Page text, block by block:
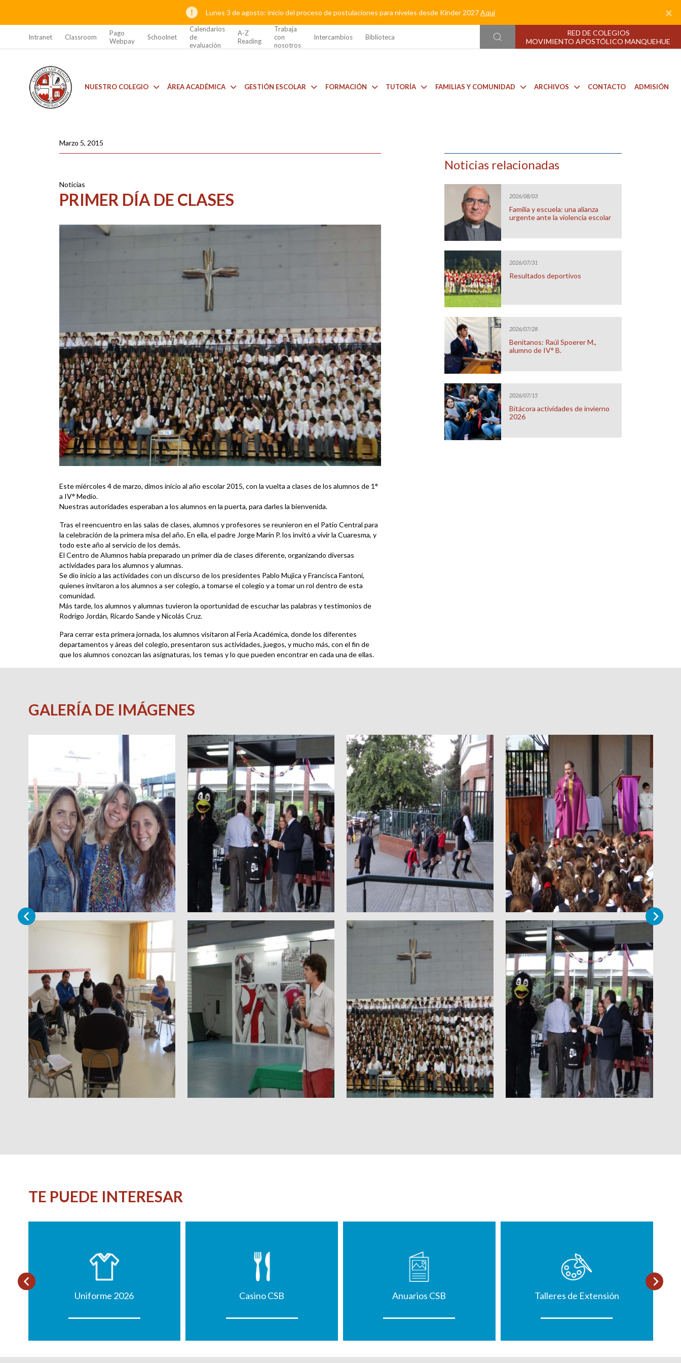
Lunes 3 de agosto: inicio del proceso de postulaciones para niveles desde Kínder 2027Aquí ×
Intranet Classroom
Pago
Webpay
Schoolnet
Calendarios
de
evaluación
A-Z
Reading
Trabaja
con
nosotros
Intercambios Biblioteca
RED DE COLEGIOS
MOVIMIENTO APOSTÓLICO MANQUEHUE
NUESTRO COLEGIO ÁREA ACADÉMICA GESTIÓN ESCOLAR FORMACIÓN TUTORÍA FAMILIAS Y COMUNIDAD ARCHIVOS CONTACTO ADMISIÓN
Marzo 5, 2015
Noticias
PRIMER DÍA DE CLASES
Este miércoles 4 de marzo, dimos inicio al año escolar 2015, con la vuelta a clases de los alumnos de 1°
a IV° Medio.
Nuestras autoridades esperaban a los alumnos en la puerta, para darles la bienvenida.
Tras el reencuentro en las salas de clases, alumnos y profesores se reunieron en el Patio Central para
la celebración de la primera misa del año. En ella, el padre Jorge Marín P. los invitó a vivir la Cuaresma, y
todo este año al servicio de los demás.
El Centro de Alumnos había preparado un primer día de clases diferente, organizando diversas
actividades para los alumnos y alumnas.
Se dio inicio a las actividades con un discurso de los presidentes Pablo Mujica y Francisca Fantoni,
quienes invitaron a los alumnos a ser colegio, a tomarse el colegio y a tomar un rol dentro de esta
comunidad.
Más tarde, los alumnos y alumnas tuvieron la oportunidad de escuchar las palabras y testimonios de
Rodrigo Jordán, Ricardo Sande y Nicolás Cruz.
Para cerrar esta primera jornada, los alumnos visitaron al Feria Académica, donde los diferentes
departamentos y áreas del colegio, presentaron sus actividades, juegos, y mucho más, con el fin de
que los alumnos conozcan las asignaturas, los temas y lo que pueden encontrar en cada una de ellas.
Noticias relacionadas
2026/08/03
Familia y escuela: una alianza
urgente ante la violencia escolar
2026/07/31
Resultados deportivos
2026/07/28
Benitanos: Raúl Spoerer M.,
alumno de IV° B.
2026/07/15
Bitácora actividades de invierno
2026
GALERÍA DE IMÁGENES
TE PUEDE INTERESAR
Uniforme 2026 Casino CSB Anuarios CSB Talleres de Extensión